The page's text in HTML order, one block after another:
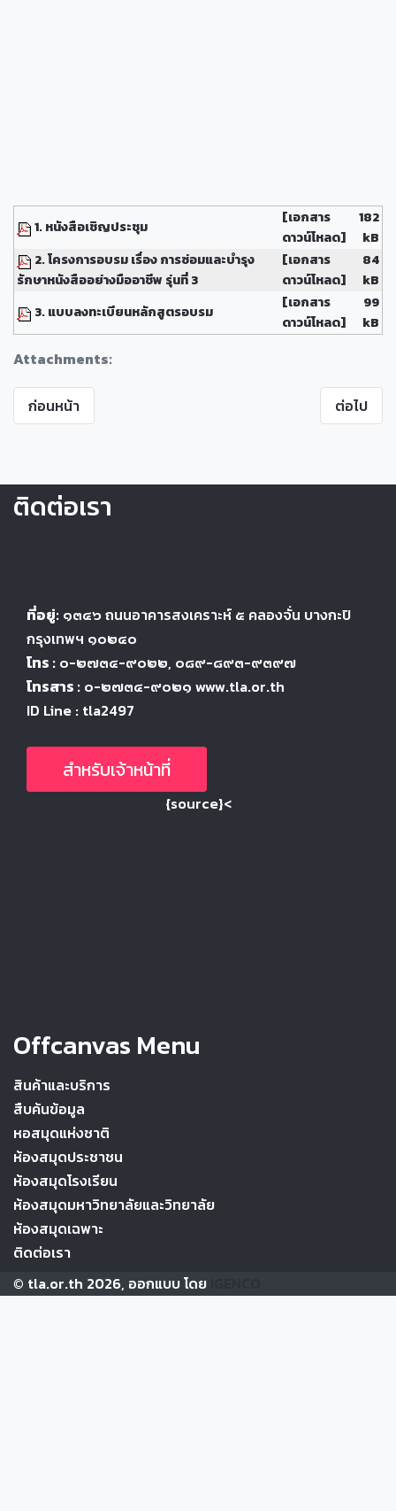
Attachments:
1. หนังสือเชิญประชุม
[เอกสาร
ดาวน์โหลด]
182
kB
2. โครงการอบรม เรื่อง การซ่อมและบำรุง
รักษาหนังสืออย่างมืออาชีพ รุ่นที่ 3
[เอกสาร
ดาวน์โหลด]
84
kB
3. แบบลงทะเบียนหลักสูตรอบรม
[เอกสาร
ดาวน์โหลด]
99
kB
ก่อนหน้า ต่อไป
ติดต่อเรา
ที่อยู่: ๑๓๔๖ ถนนอาคารสงเคราะห์ ๕ คลองจั่น บางกะปิ
กรุงเทพฯ ๑๐๒๔๐
โทร : ๐-๒๗๓๔-๙๐๒๒, ๐๘๙-๘๙๓-๙๓๙๗
โทรสาร : ๐-๒๗๓๔-๙๐๒๑ www.tla.or.th
ID Line : tla2497
สำหรับเจ้าหน้าที่
{source}<
Offcanvas Menu
สินค้าและบริการ
สืบค้นข้อมูล
หอสมุดแห่งชาติ
ห้องสมุดประชาชน
ห้องสมุดโรงเรียน
ห้องสมุดมหาวิทยาลัยและวิทยาลัย
ห้องสมุดเฉพาะ
ติดต่อเรา
© tla.or.th 2026, ออกแบบ โดย